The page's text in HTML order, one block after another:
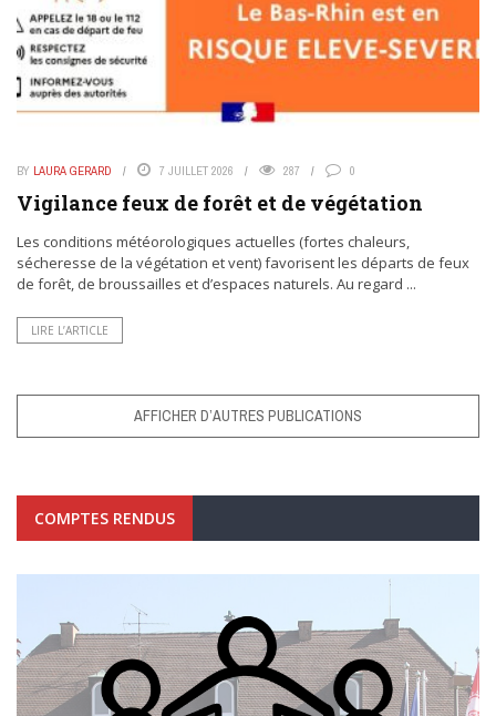
BY LAURA GERARD 7 JUILLET 2026 287 0
Vigilance feux de forêt et de végétation
Les conditions météorologiques actuelles (fortes chaleurs,
sécheresse de la végétation et vent) favorisent les départs de feux
de forêt, de broussailles et d’espaces naturels. Au regard ...
LIRE L’ARTICLE
AFFICHER D’AUTRES PUBLICATIONS
COMPTES RENDUS